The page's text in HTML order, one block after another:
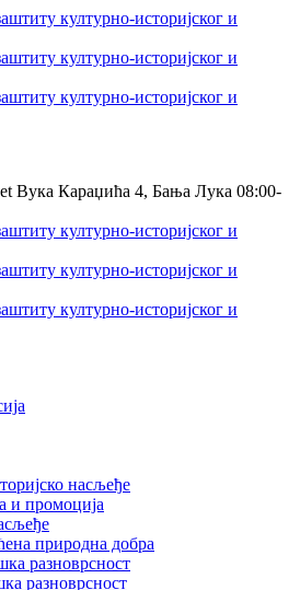
Вука Караџића 4, Бања Лука 08:00-
насљеђе
и промоција
природна добра
разноврсност
разноврсност